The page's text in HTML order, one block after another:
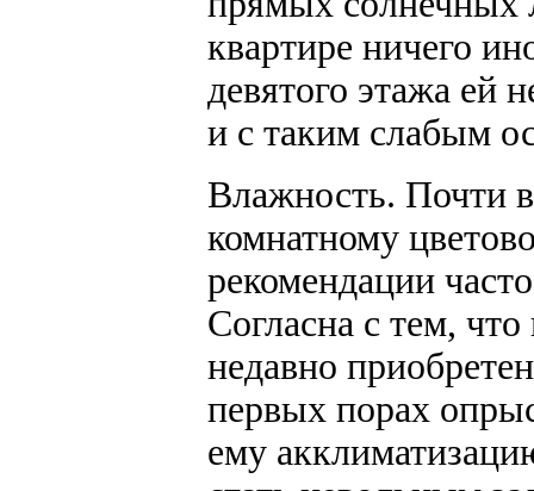
квартире ничего
девятого этажа ей
и с таким слабым
Влажность. Почти
комнатному
рекомендации
Согласна с тем,
недавно
первых порах
ему